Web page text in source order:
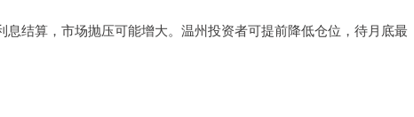
结算，市场抛压可能增大。温州投资者可提前降低仓位，待月底最